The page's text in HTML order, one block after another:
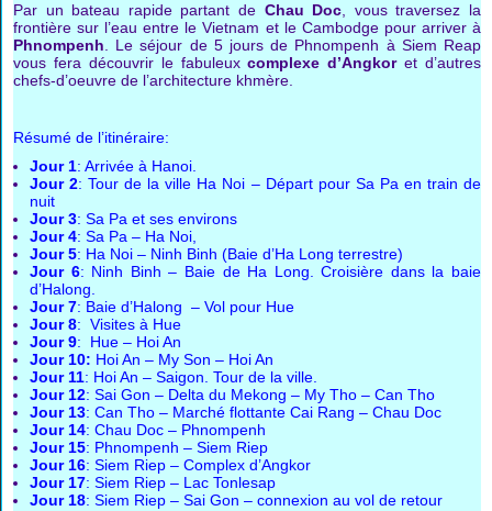
Par un bateau rapide partant de Chau Doc , vous traversez la
frontière sur l’eau entre le Vietnam et le Cambodge pour arriver à
Phnompenh . Le séjour de 5 jours de Phnompenh à Siem Reap
vous fera découvrir le fabuleuxcomplexe d’Angkoret d’autres
chefs-d’oeuvre de l’architecture khmère.
Résumé de l’itinéraire:
Jour 1: Arrivée à Hanoi.
Jour 2: Tour de la ville Ha Noi – Départ pour Sa Pa en train de
nuit
Jour 3: Sa Pa et ses environs
Jour 4: Sa Pa – Ha Noi,
Jour 5: Ha Noi – Ninh Binh (Baie d’Ha Long terrestre)
Jour 6: Ninh Binh – Baie de Ha Long. Croisière dans la baie
d’Halong.
Jour 7: Baie d’Halong – Vol pour Hue
Jour 8: Visites à Hue
Jour 9: Hue – Hoi An
Jour 10: Hoi An – My Son – Hoi An
Jour 11: Hoi An – Saigon. Tour de la ville.
Jour 12: Sai Gon – Delta du Mekong – My Tho – Can Tho
Jour 13: Can Tho – Marché flottante Cai Rang – Chau Doc
Jour 14: Chau Doc – Phnompenh
Jour 15: Phnompenh – Siem Riep
Jour 16: Siem Riep – Complex d’Angkor
Jour 17: Siem Riep – Lac Tonlesap
Jour 18: Siem Riep – Sai Gon – connexion au vol de retour